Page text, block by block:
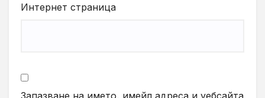
Интернет страница
Запазване на името, имейл адреса и уебсайта